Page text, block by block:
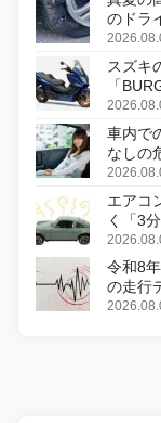
のドラ
スズキ
「
変更し
車内で
なしの
エアコ
く「3
令和8
の走行